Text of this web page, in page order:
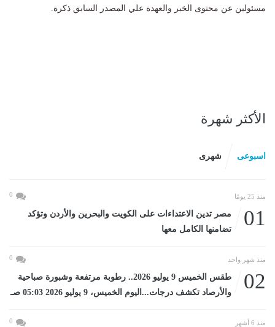
مسئولين عن محتوى الخبر والعهدة علي المصدر السابق ذكرة.
الأكثر شهرة
اسبوعى شهرى
منذ 25 يومًا 0
01
مصر تدين الاعتداءات على الكويت والبحرين والأردن وتؤكد
تضامنها الكامل معها
منذ شهر واحد 0
02
طقس الخميس 9 يوليو 2026.. رطوبة مرتفعة وشبورة صباحية
والأرصاد تكشف درجات...اليوم الخميس، 9 يوليو 2026 05:03 صـ
منذ 6 أشهر 0